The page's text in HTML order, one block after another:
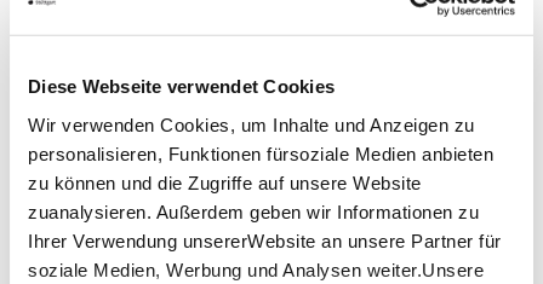
Diese Webseite verwendet Cookies
Wir verwenden Cookies, um Inhalte und Anzeigen zu
personalisieren, Funktionen fürsoziale Medien anbieten
zu können und die Zugriffe auf unsere Website
zuanalysieren. Außerdem geben wir Informationen zu
Ihrer Verwendung unsererWebsite an unsere Partner für
soziale Medien, Werbung und Analysen weiter.Unsere
Ausgerüstet mit einem iPad und einer Einsatztasche
aufregendes Abenteuer. Folgt den heißen Spuren
und behaltet eure Umgebung aufmerksam im Auge,
denn nur so könnt ihr den Aufnahmetest bestehen
und euch am Ende Meisterdiebe nennen.
Mitzubringen ist
Denkt an bequemes Schuhwerk sowie Wetter taugliche